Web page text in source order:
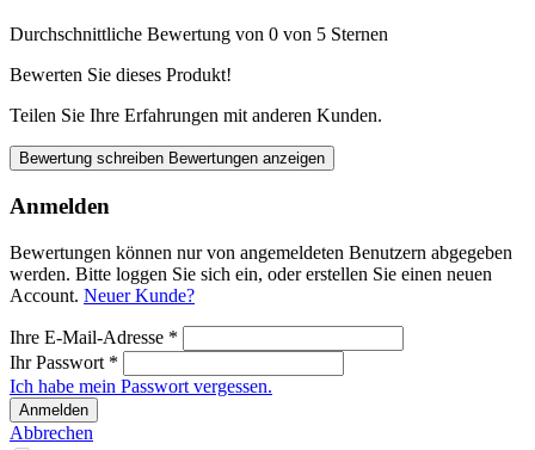
Durchschnittliche Bewertung von 0 von 5 Sternen
Bewerten Sie dieses Produkt!
Teilen Sie Ihre Erfahrungen mit anderen Kunden.
Bewertung schreiben Bewertungen anzeigen
Anmelden
Bewertungen können nur von angemeldeten Benutzern abgegeben
werden. Bitte loggen Sie sich ein, oder erstellen Sie einen neuen
Account. Neuer Kunde?
Ihre E-Mail-Adresse *
Ihr Passwort *
Ich habe mein Passwort vergessen.
Anmelden
Abbrechen